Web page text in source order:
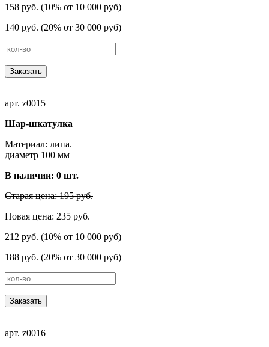
158 руб. (10% от 10 000 руб)
140 руб. (20% от 30 000 руб)
Заказать
арт. z0015
Шар-шкатулка
Материал: липа.
диаметр 100 мм
В наличии: 0 шт.
Старая цена: 195 руб.
Новая цена: 235 руб.
212 руб. (10% от 10 000 руб)
188 руб. (20% от 30 000 руб)
Заказать
арт. z0016